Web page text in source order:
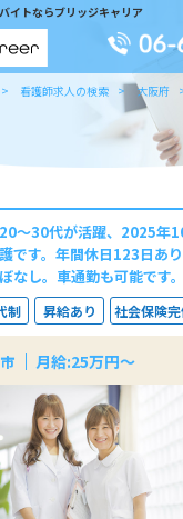
イトならブリッジキャリア
看護師求人の検索 大阪府
20～30代が活躍、2025
です。年間休日123日あ
なし。車通勤も可能です。
制 昇給あり 社会保険
月給:25万円～